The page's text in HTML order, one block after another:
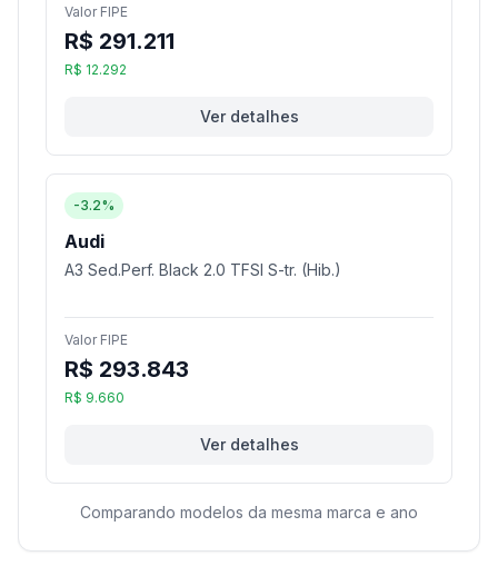
Valor FIPE
R$ 291.211
R$ 12.292
Ver detalhes
-3.2%
Audi
A3 Sed.Perf. Black 2.0 TFSI S-tr. (Hib.)
Valor FIPE
R$ 293.843
R$ 9.660
Ver detalhes
Comparando modelos da mesma marca e ano